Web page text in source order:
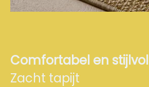
Comfortabel en stijlvol
Zacht tapijt